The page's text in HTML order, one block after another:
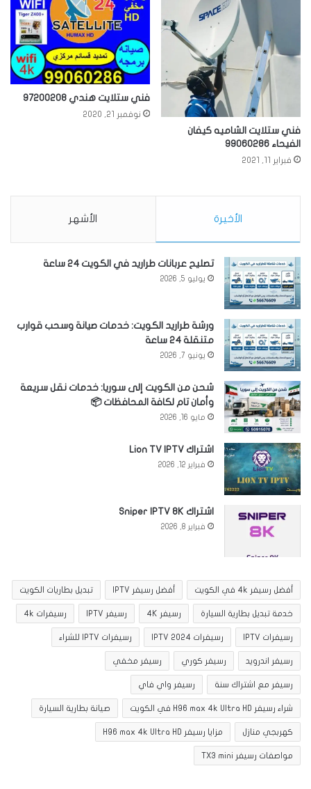
فني ستلايت الشاميه كيفان
الفيحاء 99060286
فبراير 11, 2021
فني ستلايت هندي 97200208
نوفمبر 21, 2020
الأخيرة الأشهر
تصليح عربانات طراريد في الكويت 24 ساعة
يوليو 5, 2026
ورشة طراريد الكويت: خدمات صيانة وسحب قوارب
متنقلة 24 ساعة
يونيو 7, 2026
شحن من الكويت إلى سوريا: خدمات نقل سريعة
وأمان تام لكافة المحافظات 📦
مايو 16, 2026
اشتراك Lion TV IPTV
فبراير 12, 2026
اشتراك Sniper IPTV 8K
فبراير 8, 2026
أفضل رسيفر 4k في الكويت أفضل رسيفر IPTV تبديل بطاريات الكويت
خدمة تبديل بطارية السيارة رسيفر 4K رسيفر IPTV رسيفرات 4k
رسيفرات IPTV رسيفرات IPTV 2024 رسيفرات IPTV للشراء
رسيفر اندرويد رسيفر كوري رسيفر مخفي
رسيفر مع اشتراك سنة رسيفر واي فاي
شراء رسيفر H96 max 4k Ultra HD في الكويت صيانة بطارية السيارة
كهربجي منازل مزايا رسيفر H96 max 4k Ultra HD
مواصفات رسيفر TX3 mini